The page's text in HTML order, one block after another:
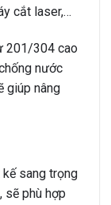
cắt laser,…
201/304 cao
nước
giúp nâng
sang trọng
sẽ phù hợp